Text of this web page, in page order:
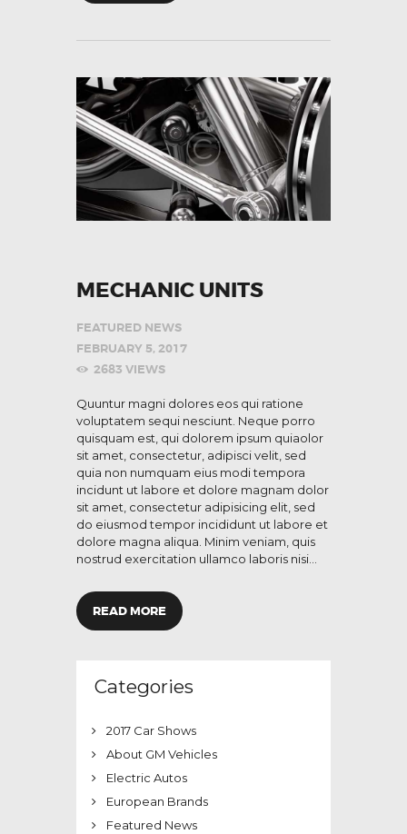
MECHANIC UNITS
FEATURED NEWS
FEBRUARY 5, 2017
2683 VIEWS
Quuntur magni dolores eos qui ratione
voluptatem sequi nesciunt. Neque porro
quisquam est, qui dolorem ipsum quiaolor
sit amet, consectetur, adipisci velit, sed
quia non numquam eius modi tempora
incidunt ut labore et dolore magnam dolor
sit amet, consectetur adipisicing elit, sed
do eiusmod tempor incididunt ut labore et
dolore magna aliqua. Minim veniam, quis
nostrud exercitation ullamco laboris nisi…
READ MORE
Categories
2017 Car Shows
About GM Vehicles
Electric Autos
European Brands
Featured News